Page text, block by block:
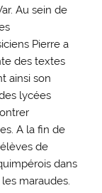
Au sein de
Pierre a
des textes
ainsi son
lycées
A la fin de
de
dans
maraudes.